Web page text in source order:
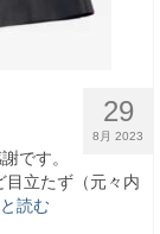
29
8月 2023
です。
目立たず（元々内
読む